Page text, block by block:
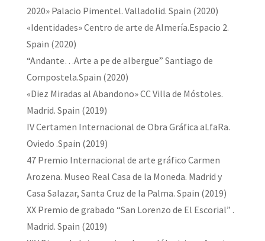
2020» Palacio Pimentel. Valladolid. Spain (2020)
«Identidades» Centro de arte de Almería.Espacio 2.
Spain (2020)
“Andante…Arte a pe de albergue” Santiago de
Compostela.Spain (2020)
«Diez Miradas al Abandono» CC Villa de Móstoles.
Madrid. Spain (2019)
IV Certamen Internacional de Obra Gráfica aLfaRa.
Oviedo .Spain (2019)
47 Premio Internacional de arte gráfico Carmen
Arozena. Museo Real Casa de la Moneda. Madrid y
Casa Salazar, Santa Cruz de la Palma. Spain (2019)
XX Premio de grabado “San Lorenzo de El Escorial” .
Madrid. Spain (2019)